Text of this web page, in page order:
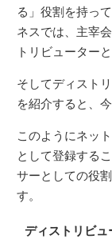
る」役割を持っ
ネスでは、主宰
トリビューター
そしてディスト
を紹介すると、
このようにネッ
として登録する
サーとしての役
す。
ディストリビュ